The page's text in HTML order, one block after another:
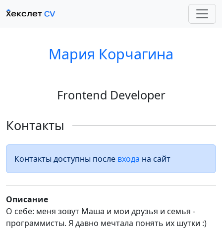
Мария Корчагина
Frontend Developer
Контакты
Контакты доступны после входа на сайт
Описание
О себе: меня зовут Маша и мои друзья и семья -
программисты. Я давно мечтала понять их шутки :)